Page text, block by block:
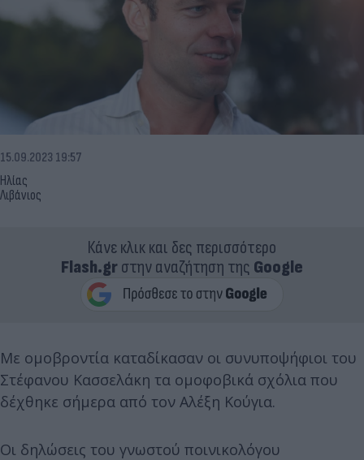
Ηλίας
Λιβάνιος
15.09.2023 19:57
Κάνε κλικ και δες περισσότερο
Flash.grστην αναζήτηση της Google
Με ομοβροντία καταδίκασαν οι συνυποψήφιοι του
Στέφανου Κασσελάκη τα ομοφοβικά σχόλια που
δέχθηκε σήμερα από τον Αλέξη Κούγια.
Οι δηλώσεις του γνωστού ποινικολόγου